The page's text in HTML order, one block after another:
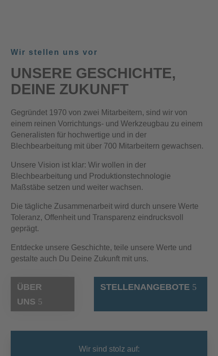
Wir stellen uns vor
UNSERE GESCHICHTE,
DEINE ZUKUNFT
Gegründet 1970 von zwei Mitarbeitern, sind wir von
einem reinen Vorrichtungs- und Werkzeugbau zu einem
Generalisten für hochwertige und in der
Blechbearbeitung mit über 700 Mitarbeitern gewachsen.
Unsere Vision ist klar: Wir wollen in der
Blechbearbeitung und Produktionstechnologie
Maßstäbe setzen und weiter wachsen.
Die tägliche Zusammenarbeit wird durch unsere Werte
Toleranz, Offenheit und Transparenz eindrucksvoll
geprägt.
Entdecke unsere Geschichte, teile unsere Werte und
gestalte auch Du Deine Zukunft mit uns.
ÜBER
UNS
STELLENANGEBOTE
Wir sind stolz auf: